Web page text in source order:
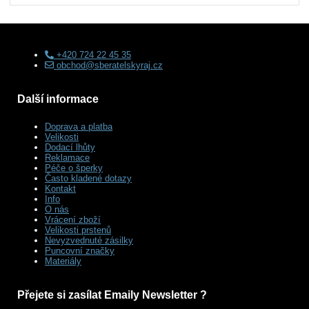
+420 724 22 45 35
obchod@sberatelskyraj.cz
Další informace
Doprava a platba
Velikosti
Dodací lhůty
Reklamace
Péče o šperky
Často kladené dotazy
Kontakt
Info
O nás
Vrácení zboží
Velikosti prstenů
Nevyzvednuté zásilky
Puncovní značky
Materiály
Přejete si zasílat Emaily Newsletter ?